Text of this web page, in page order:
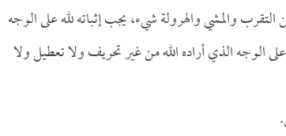
التقرب والمشي والهرولة شيء، يجب إثباته لله على الوجه
الوجه الذي أراده الله من غير تحريف ولا تعطيل ولا